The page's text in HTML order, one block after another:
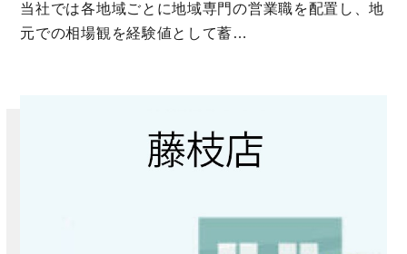
当社では各地域ごとに地域専門の営業職を配置し、地
元での相場観を経験値として蓄…